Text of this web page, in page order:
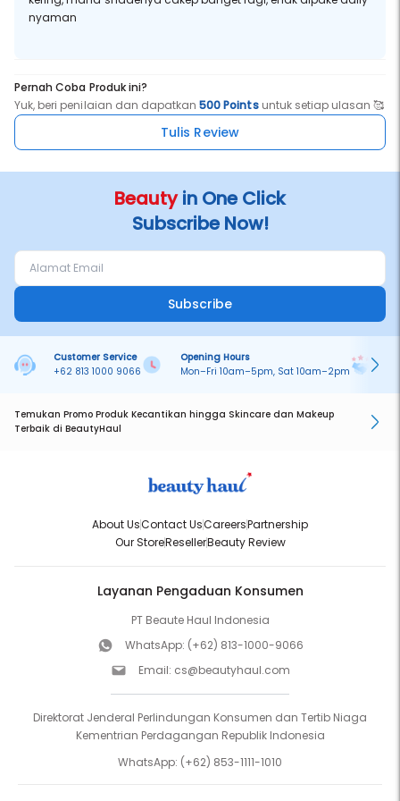
nyaman
Pernah Coba Produk ini?
Yuk, beri penilaian dan dapatkan500 Pointsuntuk setiap ulasan 🥰
Tulis Review
Beautyin One Click
Subscribe Now!
Subscribe
Customer Service
+62 813 1000 9066
Opening Hours
Mon–Fri 10am–5pm, Sat 10am–2pm
Temukan Promo Produk Kecantikan hingga Skincare dan Makeup
Terbaik di BeautyHaul
About UsContact UsCareersPartnership
Our StoreResellerBeauty Review
Layanan Pengaduan Konsumen
PT Beaute Haul Indonesia
WhatsApp: (+62) 813-1000-9066
Email: cs@beautyhaul.com
Direktorat Jenderal Perlindungan Konsumen dan Tertib Niaga
Kementrian Perdagangan Republik Indonesia
WhatsApp: (+62) 853-1111-1010